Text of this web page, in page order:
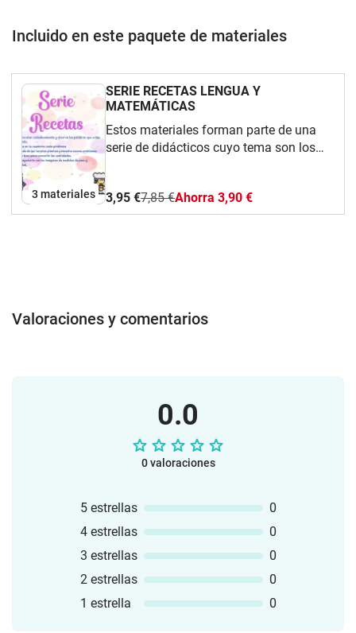
Incluido en este paquete de materiales
3 materiales
SERIE RECETAS LENGUA Y
MATEMÁTICAS
Estos materiales forman parte de una
serie de didácticos cuyo tema son los
escritura creativa de oraciones e
historias a partir de imágenes que
tamaño para trabajar con primer ciclo de
datos, mediante el uso de ruletas, conteo
por paloteo y registro de resultados en
gráficas.Me ilusiona les sea de utilidad
en su labor.Saludos.
3,95 €7,85 €Ahorra 3,90 €
Valoraciones y comentarios
0.0
0 valoraciones
5 estrellas
0
4 estrellas
0
3 estrellas
0
2 estrellas
0
1 estrella
0